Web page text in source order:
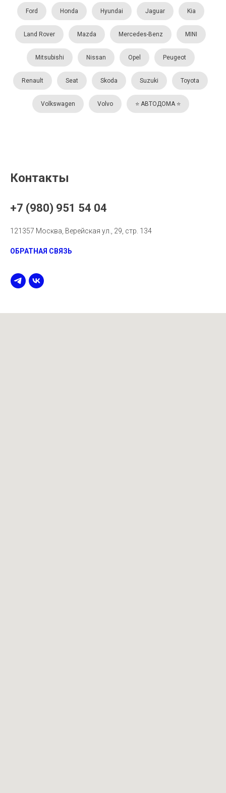
Ford Honda Hyundai Jaguar Kia
Land Rover Mazda Mercedes-Benz MINI
Mitsubishi Nissan Opel Peugeot
Renault Seat Skoda Suzuki Toyota
Volkswagen Volvo ⭐️ АВТОДОМА ⭐️
Контакты
+7 (980) 951 54 04
121357 Москва, Верейская ул., 29, стр. 134
ОБРАТНАЯ СВЯЗЬ